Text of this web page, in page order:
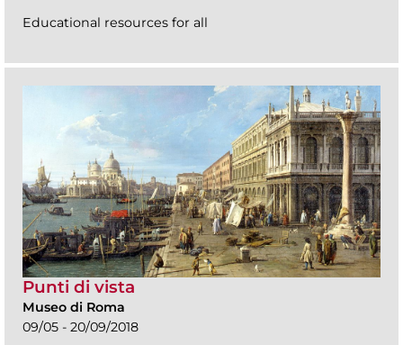
Educational resources for all
Punti di vista
Museo di Roma
09/05 - 20/09/2018